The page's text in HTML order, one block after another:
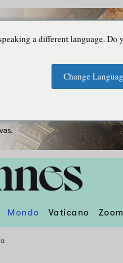
Mondo Vaticano Zoom
a different language. Do
Change